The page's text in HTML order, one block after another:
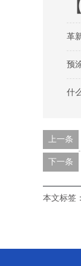
革
预
什
上一条
下一条
本文标签